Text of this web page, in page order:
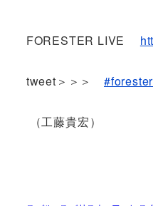
FORESTER LIVE
tweet＞＞＞
（工藤貴宏）